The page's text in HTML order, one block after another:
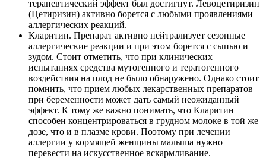
терапевтический эффект был достигнут. Левоцетиризин
(Цетиризин) активно борется с любыми проявлениями
аллергических реакций.
Кларитин. Препарат активно нейтрализует сезонные
аллергические реакции и при этом борется с сыпью и
зудом. Стоит отметить, что при клинических
испытаниях средства мутогенного и тератогенного
воздействия на плод не было обнаружено. Однако стоит
помнить, что прием любых лекарственных препаратов
при беременности может дать самый неожиданный
эффект. К тому же важно понимать, что Кларитин
способен концентрироваться в грудном молоке в той же
дозе, что и в плазме крови. Поэтому при лечении
аллергии у кормящей женщины малыша нужно
перевести на искусственное вскармливание.